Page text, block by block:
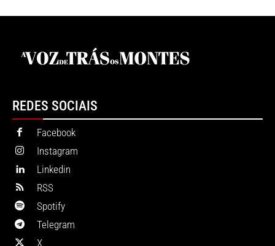
REDES SOCIAIS
Facebook
Instagram
Linkedin
RSS
Spotify
Telegram
X